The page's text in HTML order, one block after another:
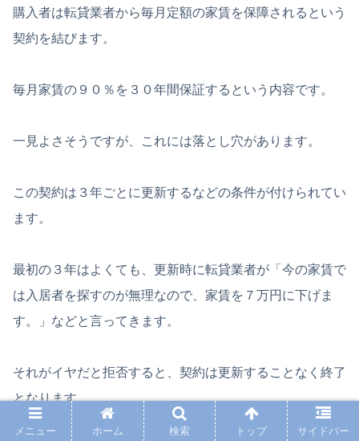
購入者は転貸業者から毎月定額の家賃を保障されるという
契約を結びます。
毎月家賃の９０％を３０年間保証するという内容です。
一見よさそうですが、これには落とし穴があります。
この契約は３年ごとに更新するなどの条件が付けられてい
ます。
最初の３年はよくても、更新時に転貸業者が「今の家賃で
は入居者を探すのが無理なので、家賃を７万円に下げま
す。」などと言ってきます。
それがイヤだと拒否すると、契約は更新することなく終了
となります。
メニュー ホーム 検索 トップ サイドバー